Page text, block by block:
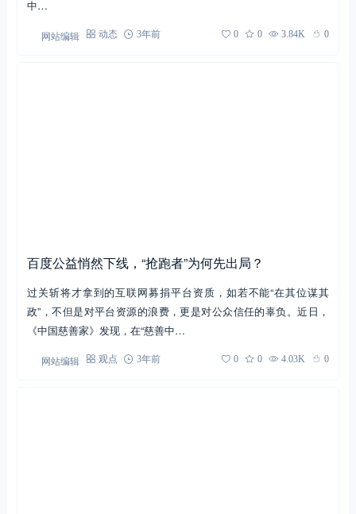
中…
网站编辑 动态 3年前 0 0 3.84K 0
百度公益悄然下线，“抢跑者”为何先出局？
过关斩将才拿到的互联网募捐平台资质，如若不能“在其位谋其
政”，不但是对平台资源的浪费，更是对公众信任的辜负。近日，
《中国慈善家》发现，在“慈善中…
网站编辑 观点 3年前 0 0 4.03K 0